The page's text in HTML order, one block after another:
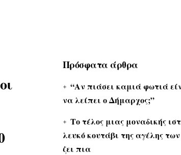
Πρόσφατα άρθρα
“Αν πιάσει καμιά φωτιά
να λείπει ο Δήμαρχος;”
Το τέλος μιας μοναδικής
λευκό κουτάβι της αγέλης
ζει πια